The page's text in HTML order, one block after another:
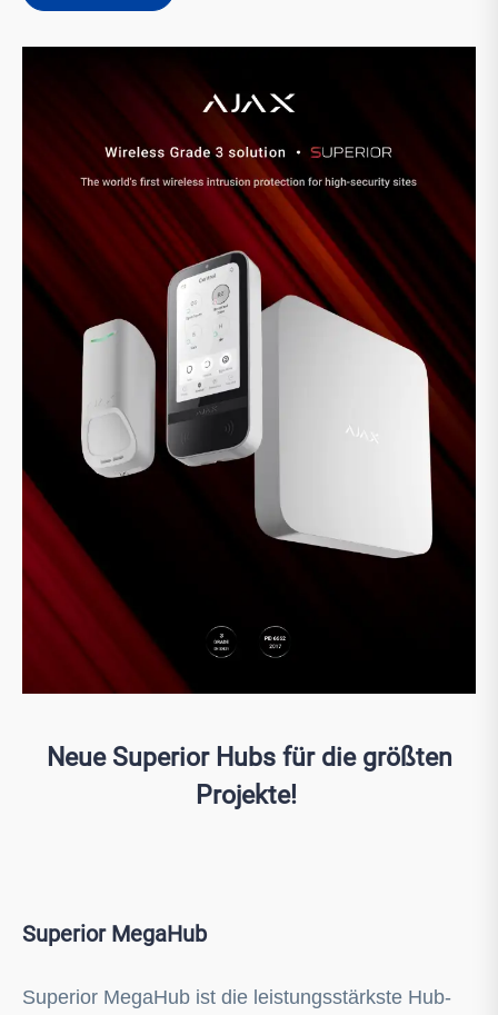
Neue Superior Hubs für die größten
Projekte!
Superior MegaHub
Superior MegaHub ist die leistungsstärkste Hub-